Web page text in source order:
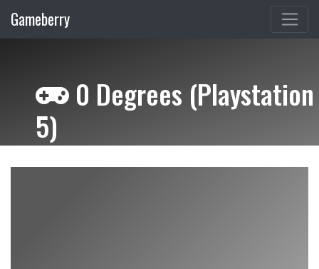
Gameberry
0 Degrees (Playstation
5)